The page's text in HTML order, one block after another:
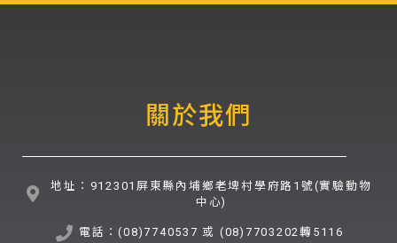
關於我們
地址：912301屏東縣內埔鄉老埤村學府路1號(實驗動物
中心)
電話：(08)7740537 或 (08)7703202轉5116